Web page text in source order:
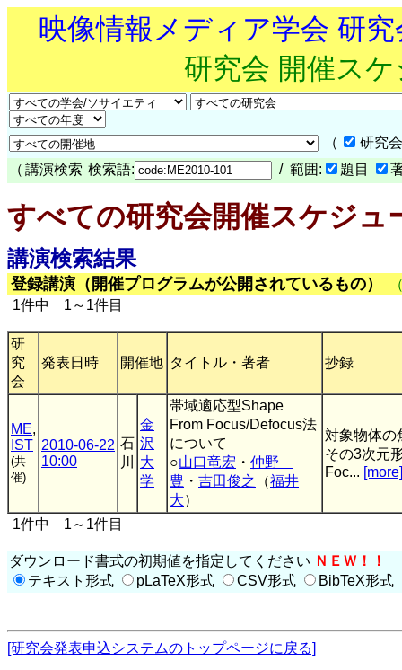
映像情報メディア学会 研
研究会 開催ス
（
研究
（ 講演検索 検索語: / 範囲: 題目
すべての研究会開催スケジュ
講演検索結果
登録講演（開催プログラムが公開されているもの）
1件中 1～1件目
研
究
会
発表日時 開催地 タイトル・著者 抄録
ME,
IST
(共
催)
2010-06-22
10:00
石
川
金
沢
大
学
帯域適応型Shape
From Focus/Defocus法
について
○山口竜宏 ・ 仲野
豊 ・ 吉田俊之 （福井
大）
対象物体の
その3次元
Foc... [more]
1件中 1～1件目
ダウンロード書式の初期値を指定してください ＮＥＷ！！
テキスト形式
pLaTeX形式 CSV形式 BibTeX形式
[研究会発表申込システムのトップページに戻る]